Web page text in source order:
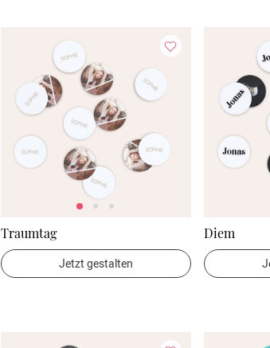
Traumtag
Jetzt gestalten
Diem